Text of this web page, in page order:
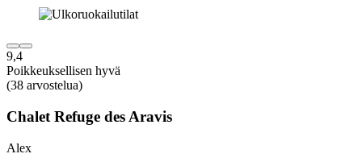
9,4
Poikkeuksellisen hyvä
(38 arvostelua)
Chalet Refuge des Aravis
Alex